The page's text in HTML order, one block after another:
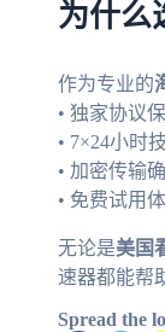
为什么
作为专业的
• 独家协议
• 7×24小时
• 加密传输
• 免费试用
无论是美国
速器都能帮
Spread the